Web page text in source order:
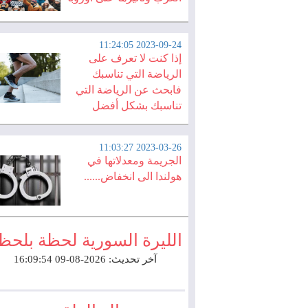
2023-09-24 11:24:05
إذا كنت لا تعرف على
الرياضة التي تناسبك
فابحث عن الرياضة التي
تناسبك بشكل أفضل
2023-03-26 11:03:27
الجريمة ومعدلاتها في
هولندا الى انخفاض......
الليرة السورية لحظة
آخر تحديث: 2026-08-09 16:09:54